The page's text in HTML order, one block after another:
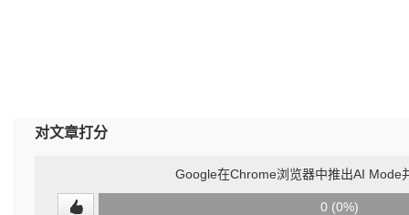
对文章打分
Google在Chrome浏览器中推出AI Mode
0 (0%)